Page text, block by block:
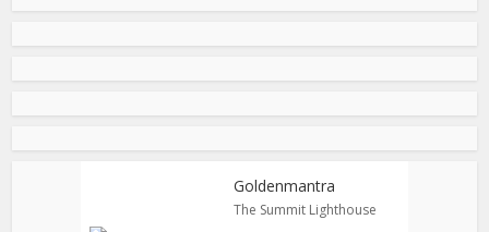
Goldenmantra
The Summit Lighthouse